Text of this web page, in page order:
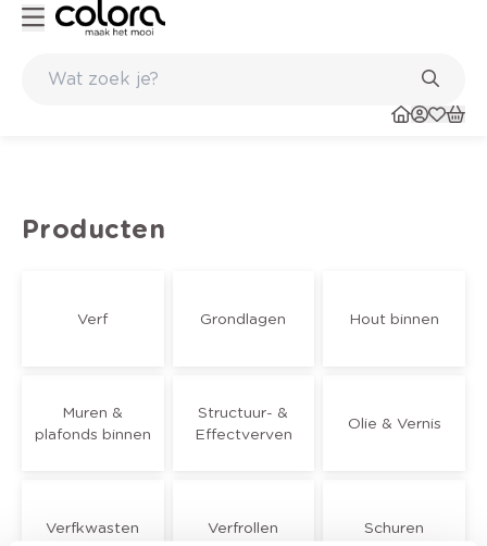
Producten
Verf Grondlagen Hout binnen
Muren &
plafonds binnen
Structuur- &
Effectverven
Olie & Vernis
Verfkwasten Verfrollen Schuren